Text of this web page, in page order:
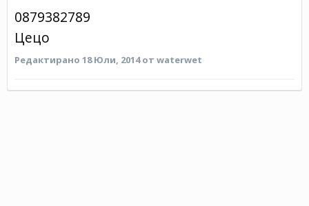
0879382789
Цецо
Редактирано 18 Юли, 2014от waterwet